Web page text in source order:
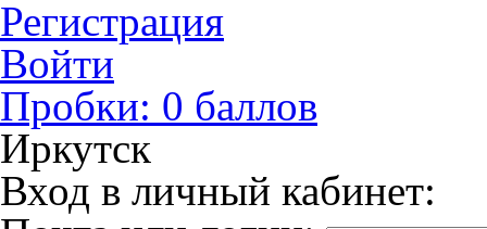
Регистрация
Войти
Пробки: 0 баллов
Иркутск
Вход в личный кабинет: